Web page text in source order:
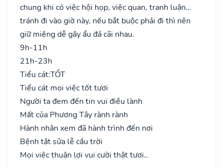
chung khi có việc hội họp, việc quan, tranh luận…
tránh đi vào giờ này, nếu bắt buộc phải đi thì nên
giữ miệng dễ gây ẩu đả cãi nhau.
9h-11h
21h-23h
Tiểu cát:TỐT
Tiểu cát mọi việc tốt tươi
Người ta đem đến tin vui điều lành
Mất của Phương Tây rành rành
Hành nhân xem đã hành trình đến nơi
Bệnh tật sửa lễ cầu trời
Mọi việc thuận lợi vui cười thật tươi..